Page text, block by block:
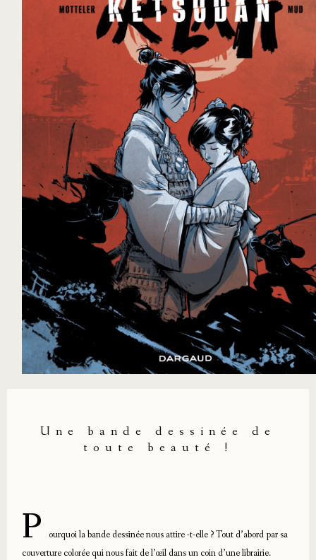
Une bande dessinée de
toute beauté !
P
ourquoi la bande dessinée nous attire -t-elle ? Tout d’abord par sa
couverture colorée qui nous fait de l’œil dans un coin d’une librairie.